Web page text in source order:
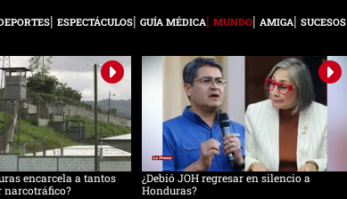
ESPECTÁCULOS GUÍA MÉDICA MUNDO AMIGA SUCESOS
encarcela a tantos
narcotráfico?
¿Debió JOH regresar en silencio a
Honduras?